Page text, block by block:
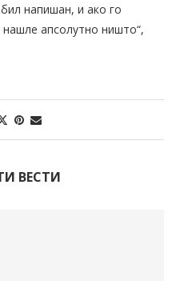
напишан, и ако го
апсолутно ништо“,
ВЕСТИ